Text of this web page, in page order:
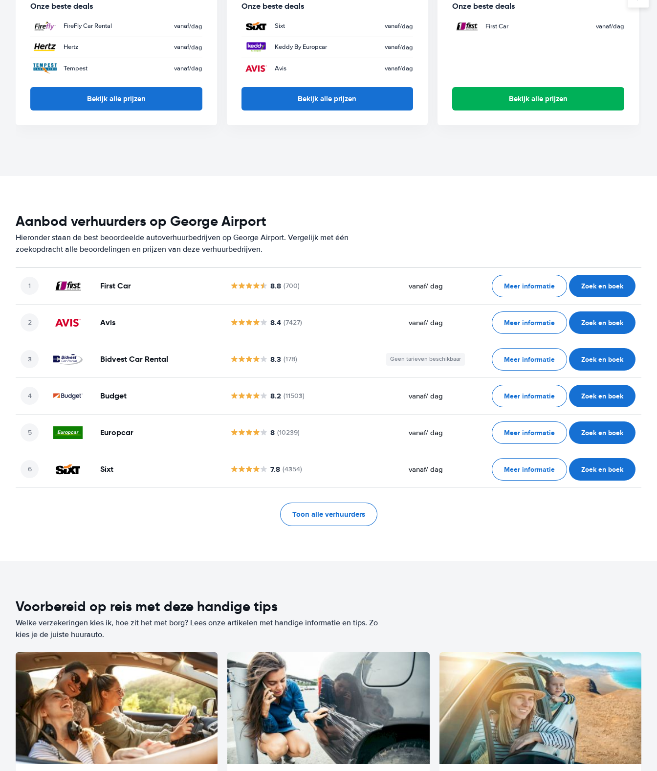
Onze beste deals
FireFly Car Rental vanaf/dag
Hertz vanaf/dag
Tempest vanaf/dag
Bekijk alle prijzen
Onze beste deals
Sixt vanaf/dag
Keddy By Europcar vanaf/dag
Avis vanaf/dag
Bekijk alle prijzen
Onze beste deals
First Car vanaf/dag
Bekijk alle prijzen
Aanbod verhuurders op George Airport
Hieronder staan de best beoordeelde autoverhuurbedrijven op George Airport. Vergelijk met één
zoekopdracht alle beoordelingen en prijzen van deze verhuurbedrijven.
First Car 8.8 (700) vanaf/ dag Meer informatie Zoek en boek
Avis 8.4 (7427) vanaf/ dag Meer informatie Zoek en boek
Bidvest Car Rental 8.3 (178) Geen tarieven beschikbaar Meer informatie Zoek en boek
Budget 8.2 (11503) vanaf/ dag Meer informatie Zoek en boek
Europcar 8 (10239) vanaf/ dag Meer informatie Zoek en boek
Sixt 7.8 (4354) vanaf/ dag Meer informatie Zoek en boek
Toon alle verhuurders
Voorbereid op reis met deze handige tips
Welke verzekeringen kies ik, hoe zit het met borg? Lees onze artikelen met handige informatie en tips. Zo
kies je de juiste huurauto.